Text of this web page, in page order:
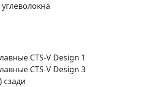
CTS-V Design 1
CTS-V Design 3
сзади